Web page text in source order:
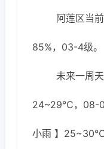
阿莲区当
85%，03-4级。
未来一周
24~29℃，08-
小雨 】